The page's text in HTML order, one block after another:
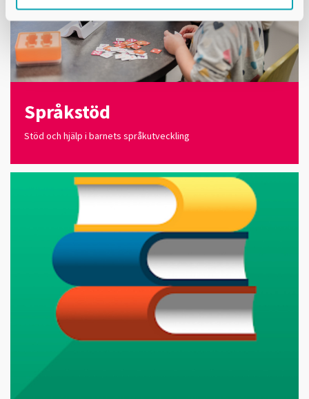
Språkstöd
Stöd och hjälp i barnets språkutveckling